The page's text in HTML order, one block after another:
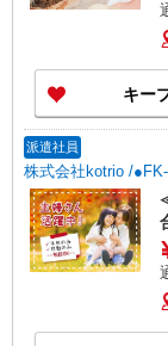
キー
派遣社員
株式会社kotrio /